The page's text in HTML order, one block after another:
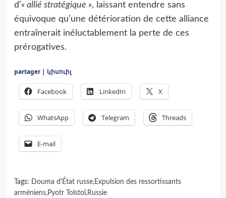
d’« allié stratégique », laissant entendre sans
équivoque qu’une détérioration de cette alliance
entraînerait inéluctablement la perte de ces
prérogatives.
partager | կիսուիլ
Facebook LinkedIn X
WhatsApp Telegram Threads
E-mail
Tags: Douma d'État russe,Expulsion des ressortissants
arméniens,Pyotr Tolstoï,Russie